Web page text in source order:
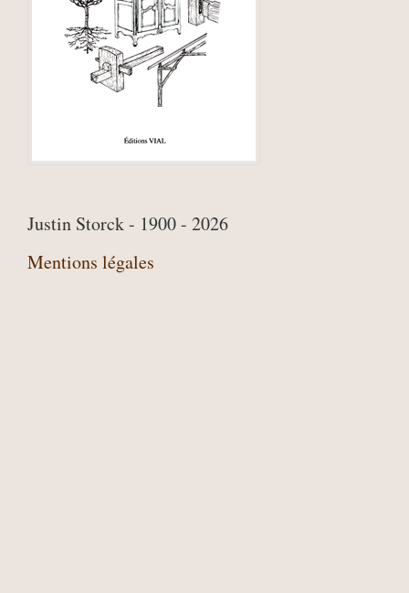
Justin Storck - 1900 - 2026
Mentions légales